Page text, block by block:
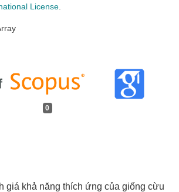
0
giá khả năng thích ứng của giống cừu
License.